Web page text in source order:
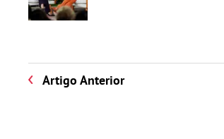
Artigo Anterior